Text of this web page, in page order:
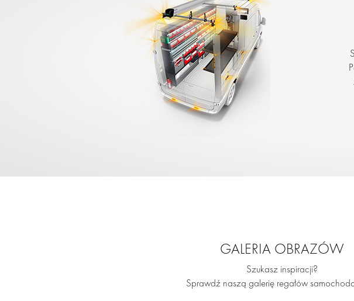
GALERIA OBRAZÓW
Szukasz inspiracji?
Sprawdź naszą galerię regałów